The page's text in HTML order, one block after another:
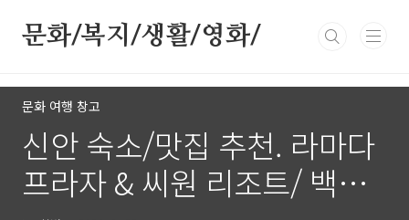
문화/복지/생활/영화/
문화 여행 창고
신안 숙소/맛집 추천. 라마다
프라자 & 씨원 리조트/ 백길